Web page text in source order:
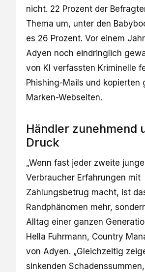
nicht. 22 Prozent der
Thema um, unter den
es 26 Prozent. Vor einem
Adyen noch eindringlich
von KI verfassten Kriminelle
Phishing-Mails und kopierten
Marken-Webseiten.
Händler zunehmend
Druck
„Wenn fast jeder zweite junge
Verbraucher Erfahrungen mit
Zahlungsbetrug macht, ist
Randphänomen mehr,
Alltag einer ganzen
Hella Fuhrmann, Country
von Adyen. „Gleichzeitig
sinkenden